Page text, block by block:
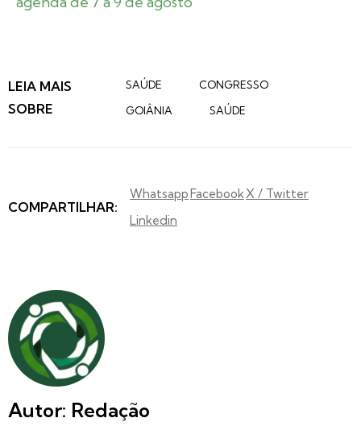
LEIA MAIS
SOBRE
SAÚDE
CONGRESSO
GOIÂNIA
SAÚDE
COMPARTILHAR:
Whatsapp FacebookX / Twitter
Linkedin
Autor: Redação